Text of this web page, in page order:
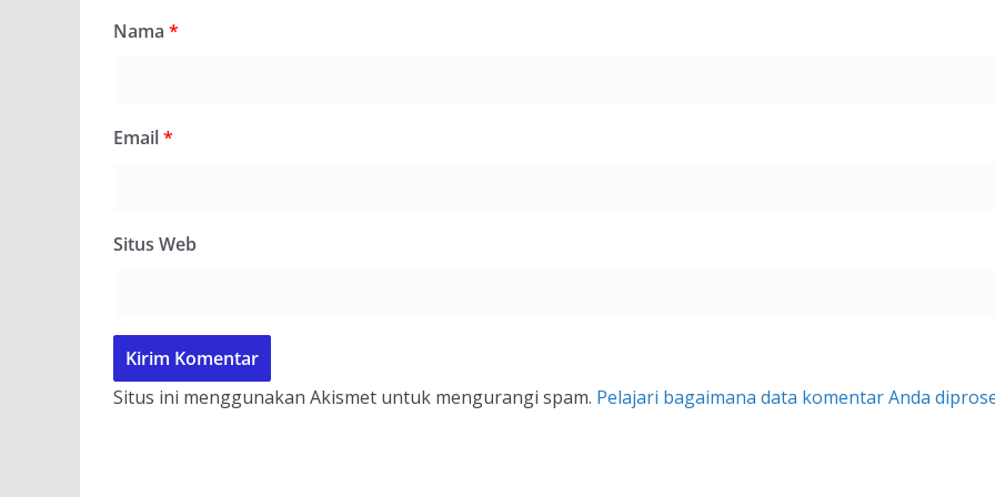
Nama *
Email*
Situs Web
Situs ini menggunakan Akismet untuk mengurangi spam. Pelajari bagaimana data komentar Anda